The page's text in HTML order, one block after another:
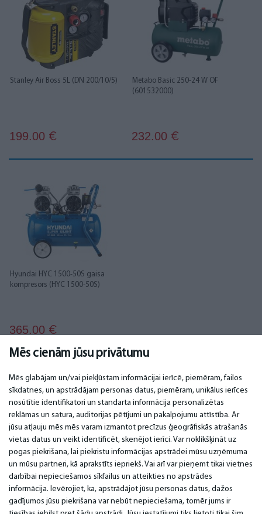
Mēs cienām jūsu privātumu
Mēs glabājam un/vai piekļūstam informācijai ierīcē, piemēram, failos
sīkdatnes, un apstrādājam personas datus, piemēram, unikālus ierīces
nosūtītie identifikatori un standarta informācija personalizētas
reklāmas un satura, auditorijas pētījumi un pakalpojumu attīstība. Ar
jūsu atļauju mēs mēs varam izmantot precīzus ģeogrāfiskās atrašanās
vietas datus un veikt identificēt, skenējot ierīci. Var noklikšķināt uz
pogas piekrišana, lai piekristu informācijas apstrādei mūsu uzņēmuma
un mūsu partneri, kā aprakstīts iepriekš. Vai arī var pieņemt tikai vietnes
darbībai nepieciešamos sīkfailus un atteikties no apstrādes
informācija. Ievērojiet, ka, apstrādājot jūsu personas datus, dažos
gadījumos jūsu piekrišana var nebūt nepieciešama, tomēr jums ir
Stanley Air Boss 5L (DN 200/10/5)
199.00 €
Metabo Basic 250-24 W OF
(601532000)
232.00 €
Hyundai HYC 1500-50S gaisa
kompresors (HYC 1500-50S)
365.00 €
SVARĪGI
Servisa centri
Garantija
Apmaksa
Lietošanas noteikumi
Privātuma politika
Kontakti
Distances līgums
KONTAKTI
Tel. +371 67296734
Mob. +371 27725222
WhatsApp +371 27725222
Krasta 89, LV-1019
Rīga, Latvija
email: info@bm.lv